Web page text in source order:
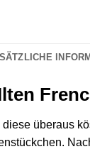
überaus